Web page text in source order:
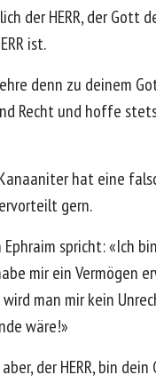
der HERR, der Gott
ist.
denn zu deinem
Recht und hoffe
hat eine
gern.
Ephraim spricht: «Ich
mir ein Vermögen
man mir kein
wäre!»
der HERR, bin